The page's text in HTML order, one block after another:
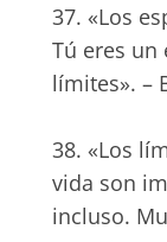
37. «Los
Tú eres un
límites». –
38. «Los
vida son
incluso.